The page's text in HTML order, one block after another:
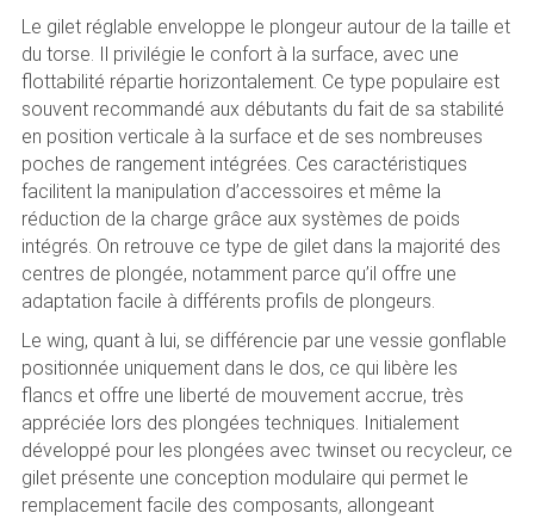
Le gilet réglable enveloppe le plongeur autour de la taille et
du torse. Il privilégie le confort à la surface, avec une
flottabilité répartie horizontalement. Ce type populaire est
souvent recommandé aux débutants du fait de sa stabilité
en position verticale à la surface et de ses nombreuses
poches de rangement intégrées. Ces caractéristiques
facilitent la manipulation d’accessoires et même la
réduction de la charge grâce aux systèmes de poids
intégrés. On retrouve ce type de gilet dans la majorité des
centres de plongée, notamment parce qu’il offre une
adaptation facile à différents profils de plongeurs.
Le wing, quant à lui, se différencie par une vessie gonflable
positionnée uniquement dans le dos, ce qui libère les
flancs et offre une liberté de mouvement accrue, très
appréciée lors des plongées techniques. Initialement
développé pour les plongées avec twinset ou recycleur, ce
gilet présente une conception modulaire qui permet le
remplacement facile des composants, allongeant